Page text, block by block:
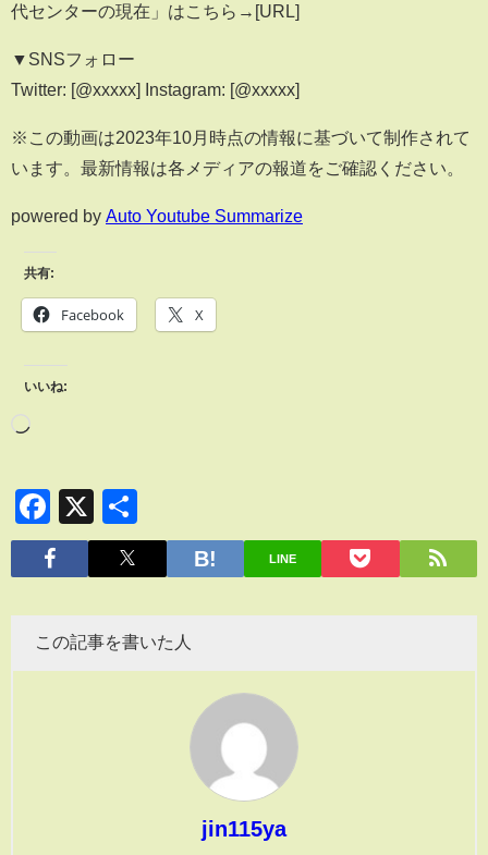
代センターの現在」はこちら→[URL]
▼SNSフォロー
Twitter: [@xxxxx] Instagram: [@xxxxx]
※この動画は2023年10月時点の情報に基づいて制作されて
います。最新情報は各メディアの報道をご確認ください。
powered by Auto Youtube Summarize
共有:
Facebook X
いいね:
Facebook
X
有
LINE
この記事を書いた人
jin115ya